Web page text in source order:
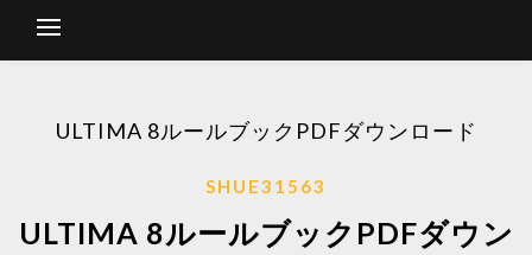
ULTIMA 8ルールブックPDFダウンロード
SHUE31563
ULTIMA 8ルールブックPDFダウン